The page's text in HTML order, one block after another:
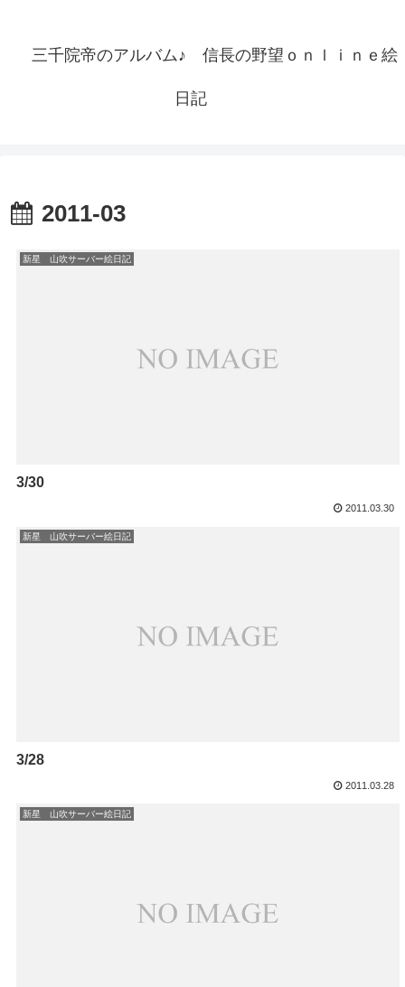
三千院帝のアルバム♪ 信長の野望ｏｎｌｉｎｅ絵
日記
2011-03
新星 山吹サーバー絵日記
3/30
2011.03.30
新星 山吹サーバー絵日記
3/28
2011.03.28
新星 山吹サーバー絵日記